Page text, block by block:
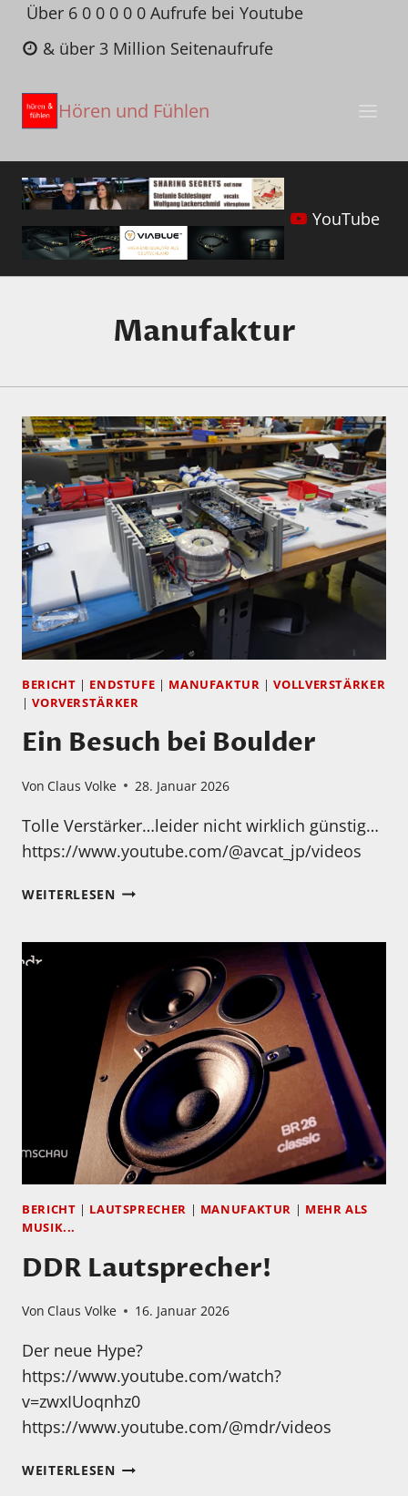
Zum
Inhalt
springen
Über 6 0 0 0 0 0 Aufrufe bei Youtube
& über 3 Million Seitenaufrufe
Hören und Fühlen
YouTube
Manufaktur
BERICHT | ENDSTUFE | MANUFAKTUR |VOLLVERSTÄRKER
|VORVERSTÄRKER
Ein Besuch bei Boulder
Von Claus Volke 28. Januar 2026
Tolle Verstärker…leider nicht wirklich günstig…
https://www.youtube.com/@avcat_jp/videos
WEITERLESENEIN
BERICHT LAUTSPRECHER MANUFAKTUR
MEHR ALS
MUSIK...
DDR Lautsprecher!
Von Claus Volke 16. Januar 2026
Der neue Hype?
https://www.youtube.com/watch?
v=zwxIUoqnhz0
https://www.youtube.com/@mdr/videos
WEITERLESENDDR